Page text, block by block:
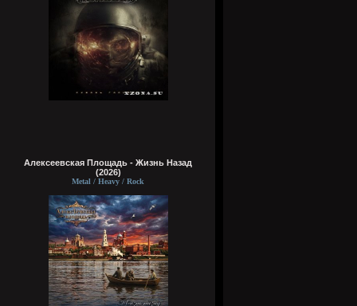
Алексеевская Площадь - Жизнь Назад
(2026)
Metal / Heavy / Rock